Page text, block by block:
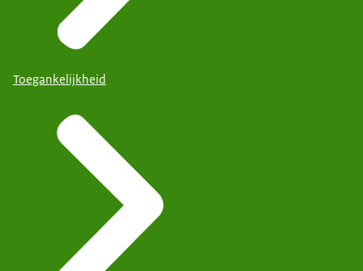
Toegankelijkheid